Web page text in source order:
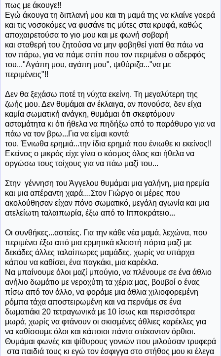
πως με άκουγε!!
Εγώ άκουγα τη διπλανή μου και τη μαμά της να κλαίνε γοερά
και τις νοσοκόμες να φυσάνε τις μύτες στα κρυφά, καθώς
αποχαιρετούσα το γιο μου και με φωνή σοβαρή
και σταθερή του ζητούσα να μην φοβηθεί γιατί θα πάω να
τον πάρω, για να πάμε σπίτι που τον περιμένει ο αδερφός
του..."Αγάπη μου, αγάπη μου", ψιθύριζα..."να με
περιμένεις"!!
Δεν θα ξεχάσω ποτέ τη νύχτα εκείνη. Τη μεγαλύτερη της
ζωής μου. Δεν θυμάμαι αν έκλαιγα, αν πονούσα, δεν είχα
καμία σωματική ανάγκη, θυμάμαι ότι σκεφτόμουν
ασταμάτητα κι ότι ήθελα να πηδήξω από το παράθυρο για να
πάω να τον βρω...Για να είμαι κοντά
του. Ένιωθα ερημιά...την ίδια ερημιά που ένιωθε κι εκείνος!!
Εκείνος ο μικρός είχε γίνει ο κόσμος όλος και ήθελα να
οργώσω τους τοίχους για να πάω μαζί του...
Στην γέννηση του Άγγελου θυμάμαι μια γαλήνη, μια ηρεμία
και μια απέραντη χαρά....Στον Γιώργο οι μέρες που
ακολούθησαν είχαν πόνο σωματικό, μεγάλη αγωνία και μια
ατελείωτη ταλαιπωρία, έξω από το Ιπποκράτειο...
Οι συνθήκες...αστείες. Για την κάθε νέα μαμά, λεχώνα, που
περιμένει έξω από μια ερμητικά κλειστή πόρτα μαζί με
δεκάδες άλλες ταλαίπωρες μαμάδες, χωρίς να υπάρχει
κάπου να καθίσει, ένα παγκάκι, μια καρέκλα.
Να μπαίνουμε όλοι μαζί μπούγιο, να πλένουμε σε ένα άθλιο
ανήλιο δωμάτιο με νεροχύτη τα χέρια μας, βουβοί ο ένας
πίσω από τον άλλο, να φοράμε μια άθλια χιλιοφορεμένη
ρόμπα τάχα αποστειρωμένη και να περνάμε σε ένα
δωματιάκι 20 τετραγωνικά με 10 ίσως και περισσότερα
μωρά, χωρίς να φτάνουν οι σκισμένες άθλιες καρέκλες για
να καθίσουμε όλοι και κάποιοι πάντα στέκονταν όρθιοι.
Θυμάμαι φωνές και ψίθυρους γονιών που μιλούσαν τρυφερά
στα παιδιά τους κι εγώ τον έσφιγγα στο στήθος μου κι έλεγα